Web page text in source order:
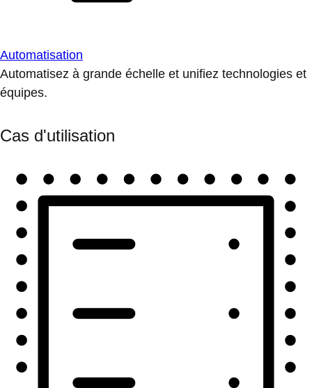
Automatisation
Automatisez à grande échelle et unifiez technologies et
équipes.
Cas d'utilisation